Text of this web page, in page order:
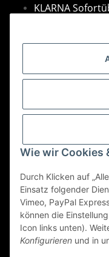
Wie wir Cookies
Durch Klicken auf
Einsatz folgender
Vimeo, PayPal
können die
Icon links unten).
Konfigurieren und in
KLARNA
PayPal
SEPA Lastschrift
Bei Fragen finden Sie
Informationen
Gesetzliche